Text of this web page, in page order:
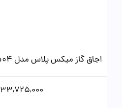
اجاق گاز میکس پلاس مدل IS9504
33,725,000